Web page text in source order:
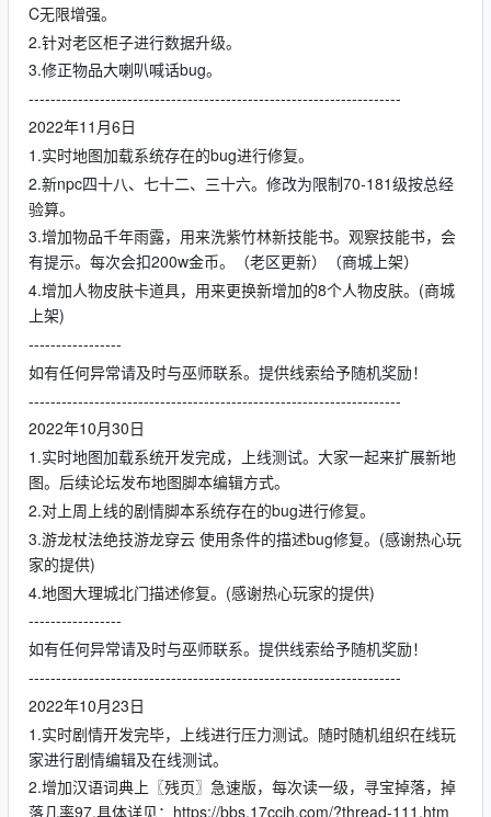
C无限增强。
2.针对老区柜子进行数据升级。
3.修正物品大喇叭喊话bug。
--------------------------------------------------------------------
2022年11月6日
1.实时地图加载系统存在的bug进行修复。
2.新npc四十八、七十二、三十六。修改为限制70-181级按总经
验算。
3.增加物品千年雨露，用来洗紫竹林新技能书。观察技能书，会
有提示。每次会扣200w金币。（老区更新）（商城上架）
4.增加人物皮肤卡道具，用来更换新增加的8个人物皮肤。(商城
上架)
-----------------
如有任何异常请及时与巫师联系。提供线索给予随机奖励！
--------------------------------------------------------------------
2022年10月30日
1.实时地图加载系统开发完成，上线测试。大家一起来扩展新地
图。后续论坛发布地图脚本编辑方式。
2.对上周上线的剧情脚本系统存在的bug进行修复。
3.游龙杖法绝技游龙穿云 使用条件的描述bug修复。(感谢热心玩
家的提供)
4.地图大理城北门描述修复。(感谢热心玩家的提供)
-----------------
如有任何异常请及时与巫师联系。提供线索给予随机奖励！
--------------------------------------------------------------------
2022年10月23日
1.实时剧情开发完毕，上线进行压力测试。随时随机组织在线玩
家进行剧情编辑及在线测试。
2.增加汉语词典上〖残页〗急速版，每次读一级，寻宝掉落，掉
落几率97.具体详见：https://bbs.17ccjh.com/?thread-111.htm